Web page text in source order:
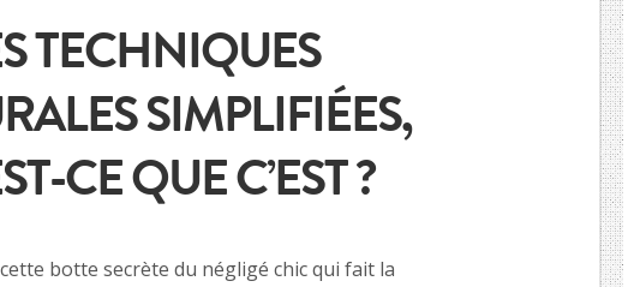
TECHNIQUES
SIMPLIFIÉES,
CE QUE C’EST ?
botte secrète du négligé chic qui fait la